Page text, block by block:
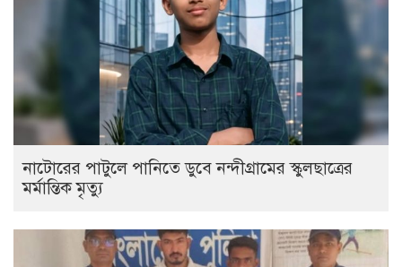
নাটোরের পাটুলে পানিতে ডুবে নন্দীগ্রামের স্কুলছাত্রের
মর্মান্তিক মৃত্যু